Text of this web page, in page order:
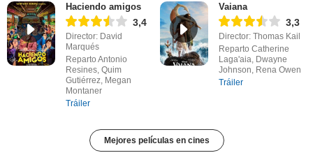
Haciendo amigos
3,4
Director: David
Marqués
Reparto Antonio
Resines, Quim
Gutiérrez, Megan
Montaner
Tráiler
Vaiana
3,3
Director: Thomas Kail
Reparto Catherine
Laga'aia, Dwayne
Johnson, Rena Owen
Tráiler
Mejores películas en cines